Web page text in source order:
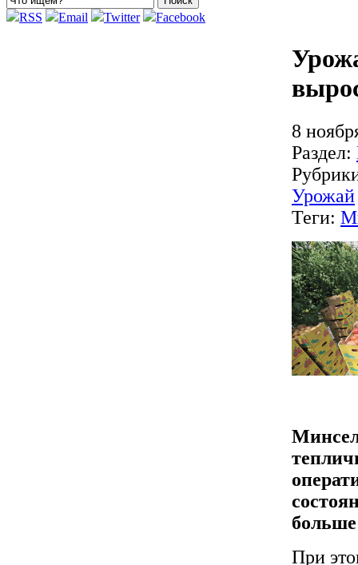
RSS Email Twitter Facebook
8
Раздел:
Урожай
Теги:
При